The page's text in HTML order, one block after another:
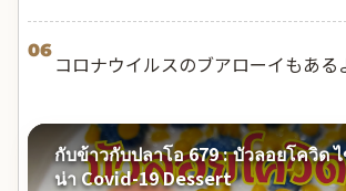
06
コロナウイルスのブアローイもある
กับข้าวกับปลาโอ 679 : บัวลอยโควิด
น่า Covid-19 Dessert